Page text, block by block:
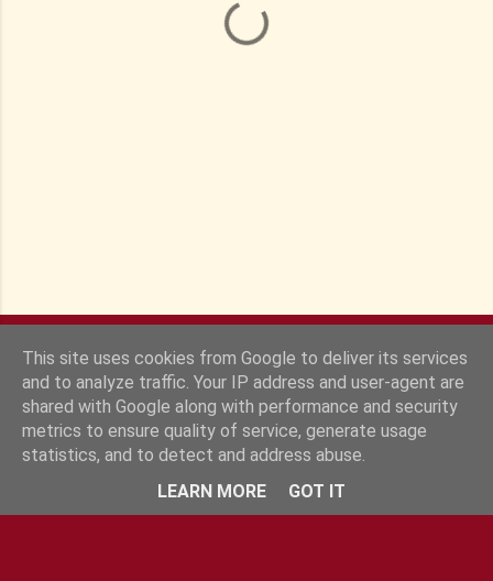
This site uses cookies from Google to deliver its services
and to analyze traffic. Your IP address and user-agent are
shared with Google along with performance and security
metrics to ensure quality of service, generate usage
statistics, and to detect and address abuse.
LEARN MORE
GOT IT